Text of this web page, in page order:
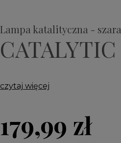
Lampa katalityczna - szara
CATALYTIC
czytaj więcej
179,99 zł